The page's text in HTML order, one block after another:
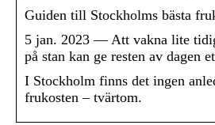
Guiden till Stockholms bästa
5 jan. 2023 — Att vakna lite
på stan kan ge resten av dagen
I Stockholm finns det ingen
frukosten – tvärtom.